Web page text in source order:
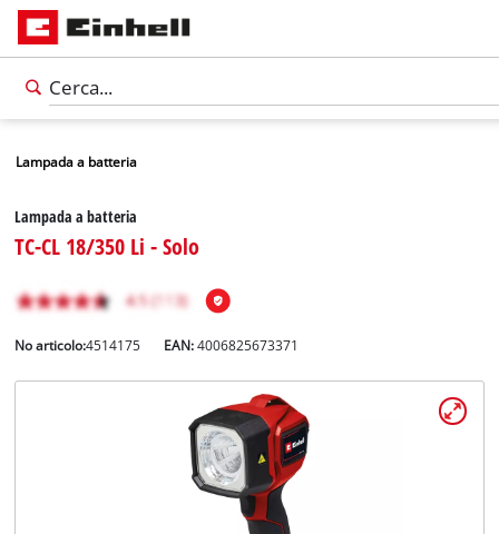
Lampada a batteria
Lampada a batteria
TC-CL 18/350 Li - Solo
No articolo:4514175 EAN:4006825673371